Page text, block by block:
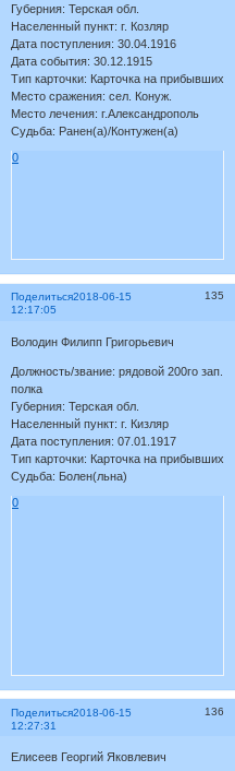
Губерния: Терская обл.
Населенный пункт: г. Козляр
Дата поступления: 30.04.1916
Дата события: 30.12.1915
Тип карточки: Карточка на прибывших
Место сражения: сел. Конуж.
Место лечения: г.Александрополь
Судьба: Ранен(а)/Контужен(а)
0
Поделиться 135
2018-06-15
12:17:05
Володин Филипп Григорьевич
Должность/звание: рядовой 200го зап.
полка
Губерния: Терская обл.
Населенный пункт: г. Кизляр
Дата поступления: 07.01.1917
Тип карточки: Карточка на прибывших
Судьба: Болен(льна)
0
Поделиться 136
2018-06-15
12:27:31
Елисеев Георгий Яковлевич